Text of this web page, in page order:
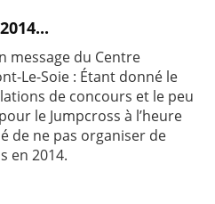
message du Centre
Le-Soie : Étant donné le
de concours et le peu
le Jumpcross à l’heure
de ne pas organiser de
en 2014.